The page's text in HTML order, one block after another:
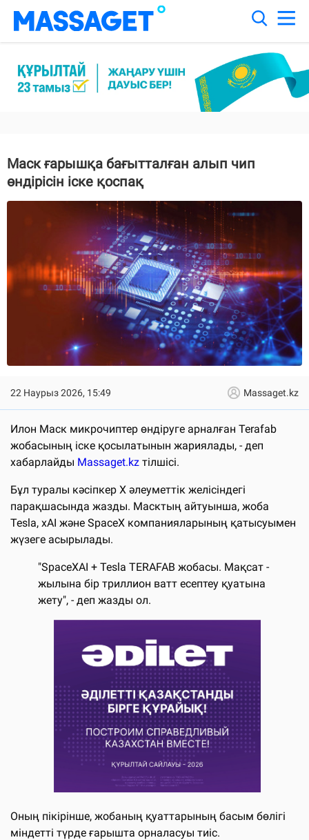
Маск ғарышқа бағытталған алып чип
өндірісін іске қоспақ
22 Наурыз 2026, 15:49 Massaget.kz
Илон Маск микрочиптер өндіруге арналған Terafab
жобасының іске қосылатынын жариялады, - деп
хабарлайды Massaget.kz тілшісі.
Бұл туралы кәсіпкер X әлеуметтік желісіндегі
парақшасында жазды. Масктың айтуынша, жоба
Tesla, xAI және SpaceX компанияларының қатысуымен
жүзеге асырылады.
"SpaceXAI + Tesla TERAFAB жобасы. Мақсат -
жылына бір триллион ватт есептеу қуатына
жету", - деп жазды ол.
Оның пікірінше, жобаның қуаттарының басым бөлігі
міндетті түрде ғарышта орналасуы тиіс.